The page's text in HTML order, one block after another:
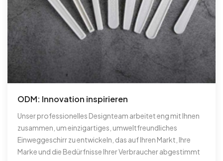
ODM: Innovation inspirieren
Unser professionelles Designteam arbeitet eng mit Ihnen
zusammen, um einzigartiges, umweltfreundliches
Einweggeschirr zu entwickeln, das auf Ihren Markt, Ihre
Marke und die Bedürfnisse Ihrer Verbraucher abgestimmt